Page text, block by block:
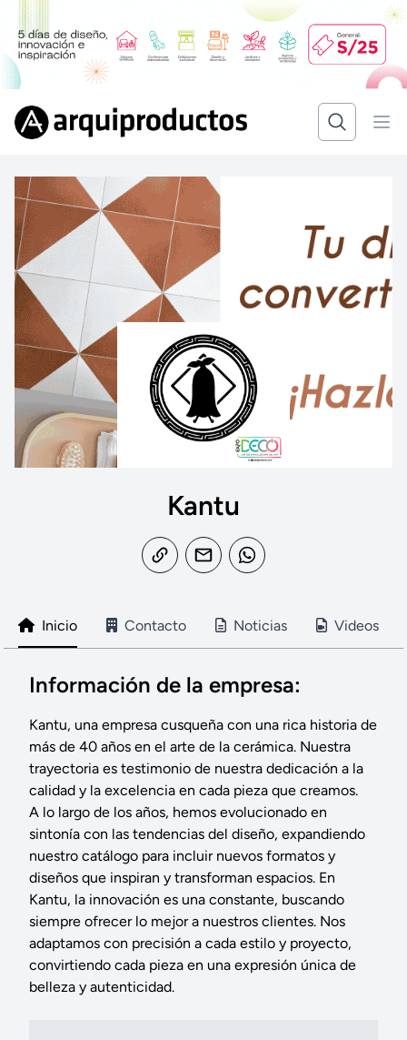
Kantu
Inicio Contacto Noticias Videos
Información de la empresa:
Kantu, una empresa cusqueña con una rica historia de
más de 40 años en el arte de la cerámica. Nuestra
trayectoria es testimonio de nuestra dedicación a la
calidad y la excelencia en cada pieza que creamos.
A lo largo de los años, hemos evolucionado en
sintonía con las tendencias del diseño, expandiendo
nuestro catálogo para incluir nuevos formatos y
diseños que inspiran y transforman espacios. En
Kantu, la innovación es ​una constante, buscando
siempre ofrecer lo mejor a nuestros clientes. Nos
adaptamos con precisión a cada estilo y proyecto,
convirtiendo cada pieza en una expresión única de
belleza y autenticidad.